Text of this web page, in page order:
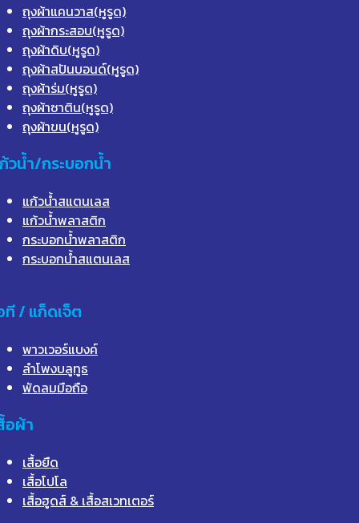
ถุงผ้าแคนวาส(หูรูด)
ถุงผ้ากระสอบ(หูรูด)
ถุงผ้าดิบ(หูรูด)
ถุงผ้าสปันบอนด์(หูรูด)
ถุงผ้าร่ม(หูรูด)
ถุงผ้าซาติน(หูรูด)
ถุงผ้าขน(หูรูด)
วน้ำ/กระบอกน้ำ
แก้วน้ำสแตนเลส
แก้วน้ำพลาสติก
กระบอกน้ำพลาสติก
กระบอกน้ำสแตนเลส
ที / แก็ดเจ็ต
พาวเวอร์แบงค์
ลำโพงบลูทูธ
พัดลมมือถือ
อผ้า
เสื้อยืด
เสื้อโปโล
เสื้อฮูดส์ & เสื้อสเวทเตอร์